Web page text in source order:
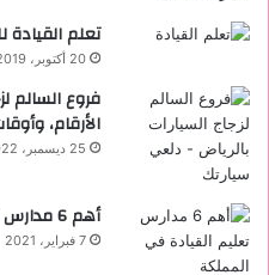
تعلم
20 أكتوبر، 2019
فروع السالم
الأرقام، وأوقات
25 ديسمبر، 2022
أهم 6 مدارس تعليم القيادة في المملكة
7 فبراير، 2021